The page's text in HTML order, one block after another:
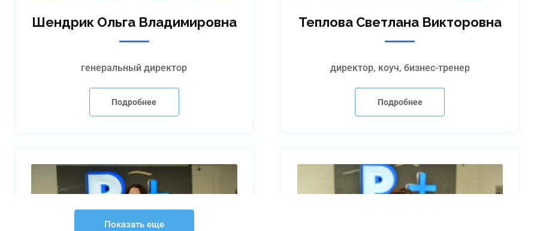
Шендрик Ольга Владимировна
генеральный директор
Подробнее
Теплова Светлана Викторовна
директор, коуч, бизнес-тренер
Подробнее
Показать еще